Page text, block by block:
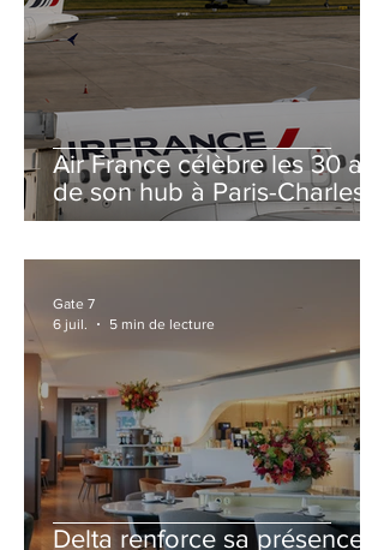
Air France célèbre les 30 ans
de son hub à Paris-Charles
de Gaulle
Delta renforce sa présence à
Gate 7
6 juil.
5 min de lecture